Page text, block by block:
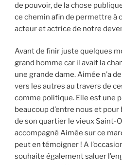
de pouvoir, de la chose
ce chemin afin de permettre à
acteur et actrice de notre
Avant de finir juste quelques
grand homme car il avait la
une grande dame. Aimée n’a
vers les autres au travers de
comme politique. Elle est une
beaucoup d’entre nous et pour
de son quartier le vieux Saint-
accompagné Aimée sur ce
peut en témoigner ! A
souhaite également saluer